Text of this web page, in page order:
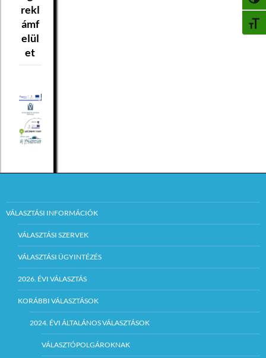
rekl
ámf
elül
et
VÁLASZTÁSI INFORMÁCIÓK
VÁLASZTÁSI SZERVEK
VÁLASZTÁSI ÜGYINTÉZÉS
2026. ÉVI VÁLASZTÁS
KORÁBBI VÁLASZTÁSOK
2024. ÉVI ÁLTALÁNOS VÁLASZTÁSOK
VÁLASZTÓPOLGÁROKNAK